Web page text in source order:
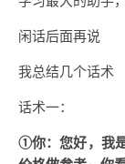
闲话后面再说
我总结几个话术
话术一：
①你：您好，我